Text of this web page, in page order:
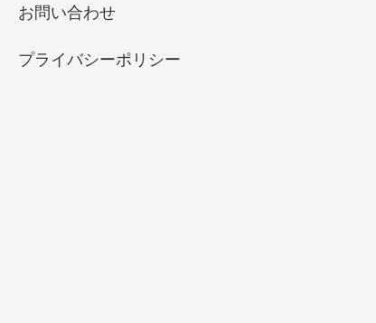
お問い合わせ
プライバシーポリシー